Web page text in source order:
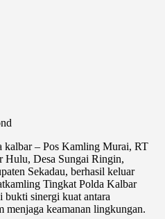
– Pos Kamling Murai, RT
Hulu, Desa Sungai Ringin,
Sekadau, berhasil keluar
Tingkat Polda Kalbar
bukti sinergi kuat antara
menjaga keamanan lingkungan.